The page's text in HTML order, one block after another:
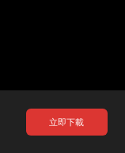
立即下載